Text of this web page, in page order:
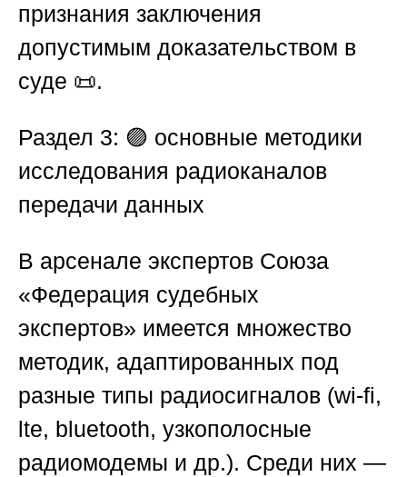
признания заключения
допустимым доказательством в
суде 📜.
Раздел 3: 🟣 основные методики
исследования радиоканалов
передачи данных
В арсенале экспертов Союза
«Федерация судебных
экспертов» имеется множество
методик, адаптированных под
разные типы радиосигналов (wi-fi,
lte, bluetooth, узкополосные
радиомодемы и др.). Среди них —